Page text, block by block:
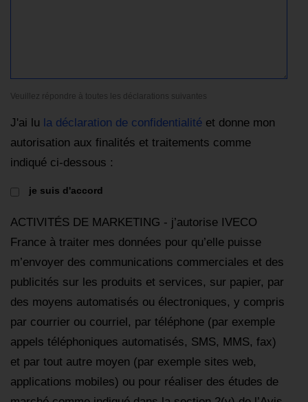
Veuillez répondre à toutes les déclarations suivantes
J'ai lu la déclaration de confidentialité et donne mon
autorisation aux finalités et traitements comme
indiqué ci-dessous :
je suis d'accord
ACTIVITÉS DE MARKETING - j’autorise IVECO
France à traiter mes données pour qu’elle puisse
m’envoyer des communications commerciales et des
publicités sur les produits et services, sur papier, par
des moyens automatisés ou électroniques, y compris
par courrier ou courriel, par téléphone (par exemple
appels téléphoniques automatisés, SMS, MMS, fax)
et par tout autre moyen (par exemple sites web,
applications mobiles) ou pour réaliser des études de